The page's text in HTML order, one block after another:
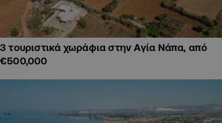
3 τουριστικά χωράφια στην Αγία Νάπα, από
€500,000